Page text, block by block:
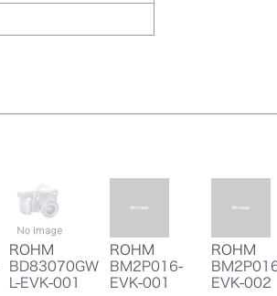
ROHM
BD83070GW
L-EVK-001
ROHM
BM2P016-
EVK-001
ROHM
EVK-002